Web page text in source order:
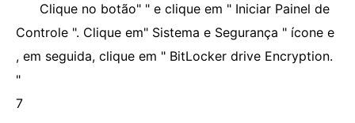
Clique no botão" " e clique em " Iniciar Painel de
Controle ". Clique em" Sistema e Segurança " ícone e
, em seguida, clique em " BitLocker drive Encryption.
"
7